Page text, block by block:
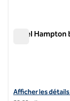
Hôtel
Afficher les
Afficher les